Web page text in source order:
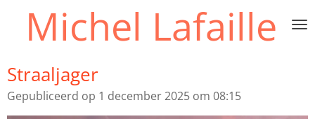
direct
hoofdinhoud
Michel Lafaille
Straaljager
Gepubliceerd op 1 december 2025 om 08:15